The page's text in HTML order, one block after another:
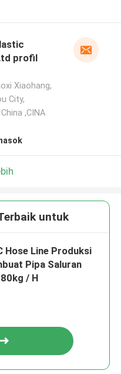
profil
Xiaohang,
City,
,CINA
untuk
Hose Line Produksi
Pipa Saluran
/ H